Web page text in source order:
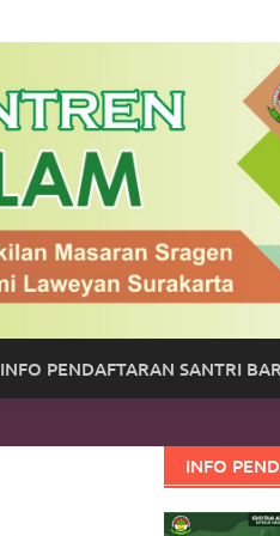
INFO PENDAFTARAN SANTRI
INFO